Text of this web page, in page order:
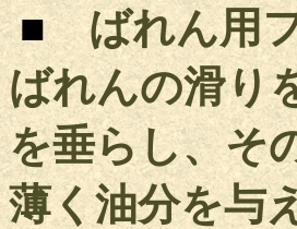
■
ばれん用
ばれんの滑り
を垂らし、そ
薄く油分を与